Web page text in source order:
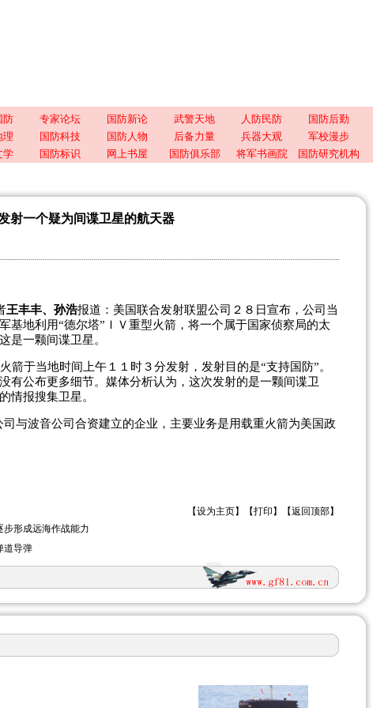
防 专家论坛 国防新论 武警天地 人防民防 国防后勤
理 国防科技 国防人物 后备力量 兵器大观 军校漫步
学 国防标识 网上书屋 国防俱乐部 将军书画院 国防研究机构
射一个疑为间谍卫星的航天器
王丰丰、孙浩报道：美国联合发射联盟公司２８日宣布，公司当
基地利用“德尔塔”ＩＶ重型火箭，将一个属于国家侦察局的太
是一颗间谍卫星。
于当地时间上午１１时３分发射，发射目的是“支持国防”。
有公布更多细节。媒体分析认为，这次发射的是一颗间谍卫
情报搜集卫星。
与波音公司合资建立的企业，主要业务是用载重火箭为美国政
【设为主页】【打印 】【返回顶部】
形成远海作战能力
道导弹